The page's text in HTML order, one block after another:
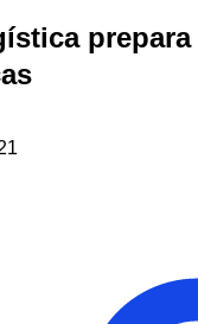
prepara